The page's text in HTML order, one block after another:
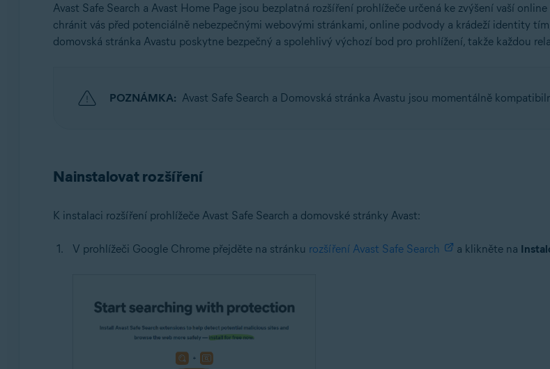
Produkty:
Avast Safe Search
Operační systémy:
Avast Safe Search a Avast Home Page jsou bezplatná rozšíření prohlížeče určená ke zvýšení vaší
chránit vás před potenciálně nebezpečnými webovými stránkami, online podvody a krádeží identity
domovská stránka Avastu poskytne bezpečný a spolehlivý výchozí bod pro prohlížení, takže každou
POZNÁMKA: Avast Safe Search a Domovská stránka Avastu jsou momentálně
Nainstalovat rozšíření
K instalaci rozšíření prohlížeče Avast Safe Search a domovské stránky Avast:
V prohlížeči Google Chrome přejděte na stránku rozšíření Avast Safe Search a klikněte na